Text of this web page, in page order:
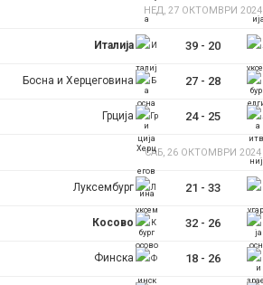
НЕД, 27 ОКТОМВРИ 2024
Италија 39- 20
Босна и Херцеговина 27- 28
Грција 24- 25
САБ, 26 ОКТОМВРИ 2024
Луксембург 21 - 33
Косово 32- 26
Финска 18- 26